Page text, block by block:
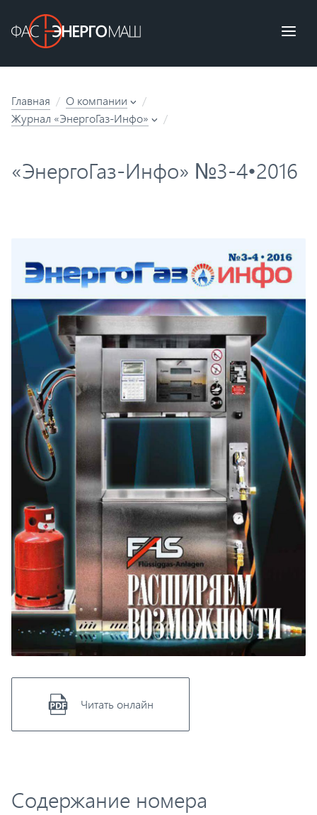
Главная
О компании
Журнал «ЭнергоГаз-Инфо»
«ЭнергоГаз-Инфо» №3-4•2016
Читать онлайн
Содержание номера